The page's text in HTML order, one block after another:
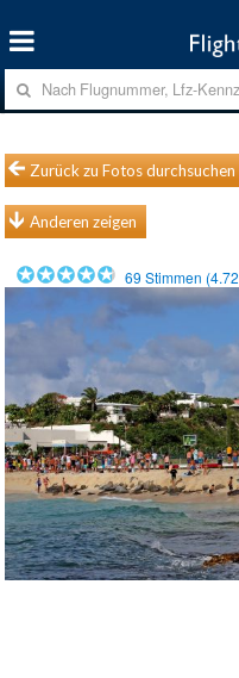
Zurück zu Fotos durchsuchen
Anderen zeigen
69 Stimmen (4.72